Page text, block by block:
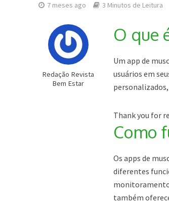
7 meses ago 3 Minutos de Leitura
Redação Revista
Bem Estar
O que
Um app de
usuários em
Thank you for
Como
Os apps de
diferentes
monitoramento
também